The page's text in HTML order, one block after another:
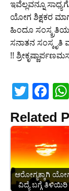
ಇವೆಲ್ಲವನ್ನೂ
ಯೋಗ ಶಿಕ್ಷಕರ
ಹಿಂದೂ
ಸನಾತನ
!!
T
w
itt
er
F
a
c
e
b
o
Related
ಆರೋಗ್ಯಕ್ಕಾಗಿ
ವಿದ್ಯೆ ಬಗ್ಗೆ ತಿಳಿಯಿರಿ